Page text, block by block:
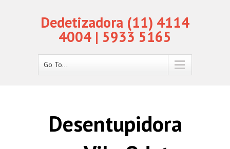
Dedetizadora (11) 4114
4004 | 5933 5165
Go To...
Desentupidora